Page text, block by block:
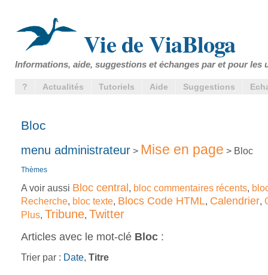
Vie de ViaBloga
Informations, aide, suggestions et échanges par et pour les
? Actualités Tutoriels Aide Suggestions
Bloc
menu administrateur > Mise en page > Bloc
Thèmes
A voir aussi Bloc central, bloc commentaires récents,
Recherche, bloc texte, Blocs Code HTML, Calendrier,
Plus, Tribune, Twitter
Articles avec le mot-clé Bloc :
Trier par : Date, Titre